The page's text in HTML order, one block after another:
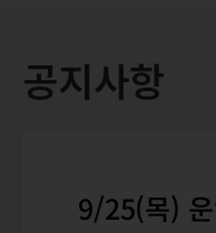
공지사항
9/25(목)